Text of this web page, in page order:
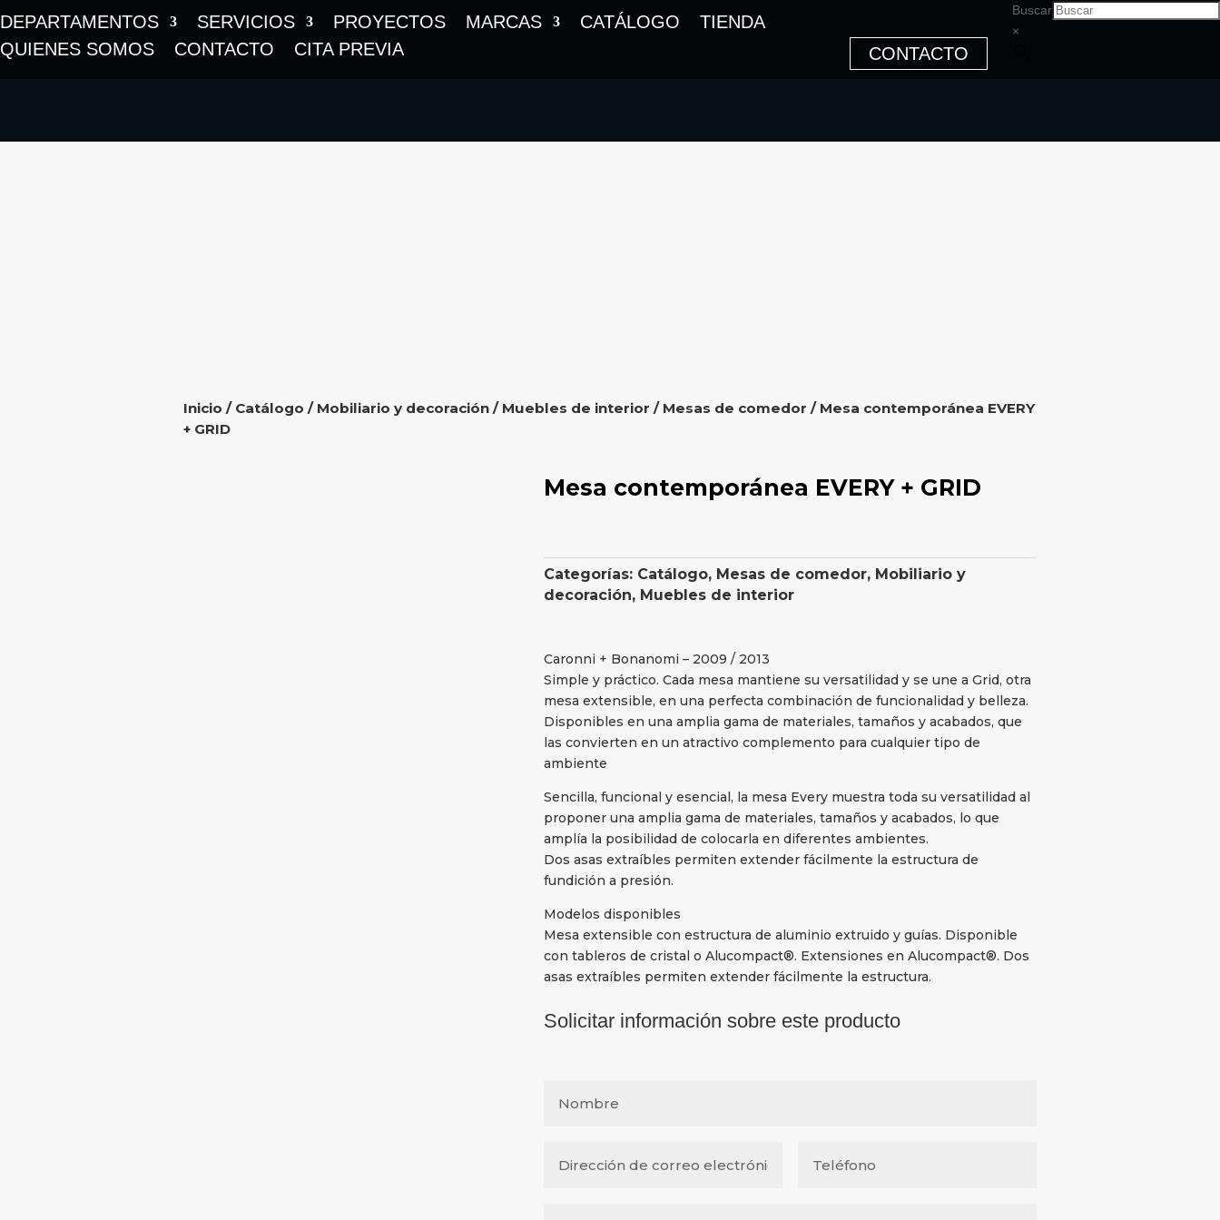
DEPARTAMENTOS SERVICIOS PROYECTOS MARCAS CATÁLOGO
TIENDA
QUIENES SOMOS
CONTACTO CITA PREVIA CONTACTO
Buscar
×
Inicio / Catálogo / Mobiliario y decoración/ Muebles de interior / Mesas de comedor / Mesa contemporánea EVERY
+ GRID
Mesa contemporánea EVERY + GRID
Categorías: Catálogo, Mesas de comedor, Mobiliario y
decoración, Muebles de interior
Caronni + Bonanomi – 2009 / 2013
Simple y práctico. Cada mesa mantiene su versatilidad y se une a Grid, otra
mesa extensible, en una perfecta combinación de funcionalidad y belleza.
Disponibles en una amplia gama de materiales, tamaños y acabados, que
las convierten en un atractivo complemento para cualquier tipo de
ambiente
Sencilla, funcional y esencial, la mesa Every muestra toda su versatilidad al
proponer una amplia gama de materiales, tamaños y acabados, lo que
amplía la posibilidad de colocarla en diferentes ambientes.
Dos asas extraíbles permiten extender fácilmente la estructura de
fundición a presión.
Modelos disponibles
Mesa extensible con estructura de aluminio extruido y guías. Disponible
con tableros de cristal o Alucompact®. Extensiones en Alucompact®. Dos
asas extraíbles permiten extender fácilmente la estructura.
Solicitar información sobre este producto